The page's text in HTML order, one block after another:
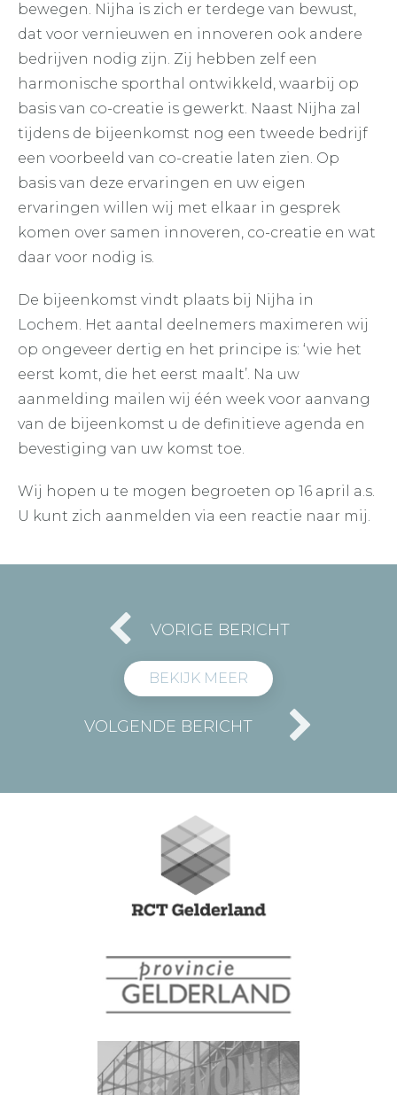
bewegen. Nijha is zich er terdege van bewust,
dat voor vernieuwen en innoveren ook andere
bedrijven nodig zijn. Zij hebben zelf een
harmonische sporthal ontwikkeld, waarbij op
basis van co-creatie is gewerkt. Naast Nijha zal
tijdens de bijeenkomst nog een tweede bedrijf
een voorbeeld van co-creatie laten zien. Op
basis van deze ervaringen en uw eigen
ervaringen willen wij met elkaar in gesprek
komen over samen innoveren, co-creatie en wat
daar voor nodig is.
De bijeenkomst vindt plaats bij Nijha in
Lochem. Het aantal deelnemers maximeren wij
op ongeveer dertig en het principe is: ‘wie het
eerst komt, die het eerst maalt’. Na uw
aanmelding mailen wij één week voor aanvang
van de bijeenkomst u de definitieve agenda en
bevestiging van uw komst toe.
Wij hopen u te mogen begroeten op 16 april a.s.
U kunt zich aanmelden via een reactie naar mij.
VORIGE BERICHT
BEKIJK MEER
VOLGENDE BERICHT